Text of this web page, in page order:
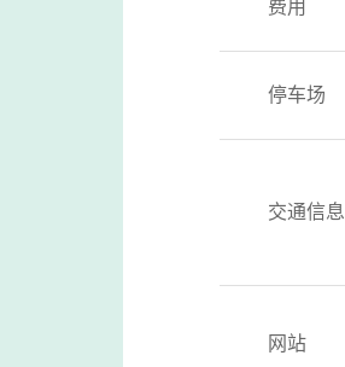
费用
停车场
交通信息
网站